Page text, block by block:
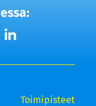
Toimipisteet